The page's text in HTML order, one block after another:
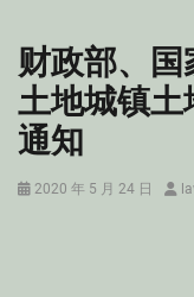
财政部、
土地城镇
通知
Posted
2020 年 5 月 24 日